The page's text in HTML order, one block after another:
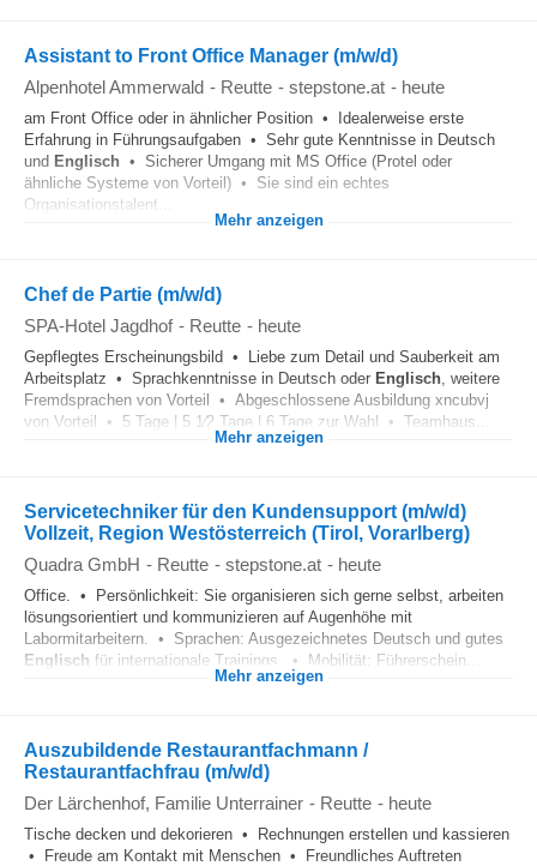
Assistant to Front Office Manager (m/w/d)
Alpenhotel Ammerwald - Reutte - stepstone.at - heute
am Front Office oder in ähnlicher Position • Idealerweise erste
Erfahrung in Führungsaufgaben • Sehr gute Kenntnisse in Deutsch
und Englisch • Sicherer Umgang mit MS Office (Protel oder
ähnliche Systeme von Vorteil) • Sie sind ein echtes
Organisationstalent...
Mehr anzeigen
Chef de Partie (m/w/d)
SPA-Hotel Jagdhof - Reutte - heute
Gepflegtes Erscheinungsbild • Liebe zum Detail und Sauberkeit am
Arbeitsplatz • Sprachkenntnisse in Deutsch oder Englisch, weitere
Fremdsprachen von Vorteil • Abgeschlossene Ausbildung xncubvj
von Vorteil • 5 Tage | 5 1⁄2 Tage | 6 Tage zur Wahl • Teamhaus...
Mehr anzeigen
Servicetechniker für den Kundensupport (m/w/d)
Vollzeit, Region Westösterreich (Tirol, Vorarlberg)
Quadra GmbH - Reutte - stepstone.at - heute
Office. • Persönlichkeit: Sie organisieren sich gerne selbst, arbeiten
lösungsorientiert und kommunizieren auf Augenhöhe mit
Labormitarbeitern. • Sprachen: Ausgezeichnetes Deutsch und gutes
Englisch für internationale Trainings. • Mobilität: Führerschein...
Mehr anzeigen
Auszubildende Restaurantfachmann /
Restaurantfachfrau (m/w/d)
Der Lärchenhof, Familie Unterrainer - Reutte - heute
Tische decken und dekorieren • Rechnungen erstellen und kassieren
• Freude am Kontakt mit Menschen • Freundliches Auftreten